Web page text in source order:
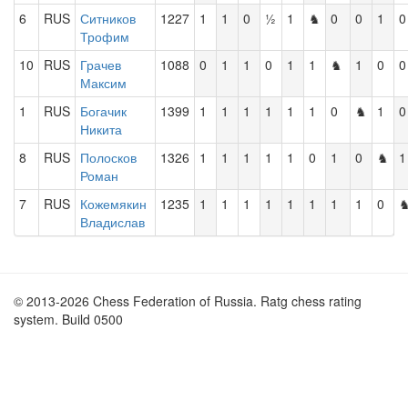
6 RUS Ситников
Трофим
1227 1 1 0 ½ 1 ♞ 0 0 1 0
10 RUS Грачев
Максим
1088 0 1 1 0 1 1 ♞ 1 0 0
1 RUS Богачик
Никита
1399 1 1 1 1 1 1 0 ♞ 1 0
8 RUS Полосков
Роман
1326 1 1 1 1 1 0 1 0 ♞ 1
7 RUS Кожемякин
Владислав
1235 1 1 1 1 1 1 1 1 0
© 2013-2026 Chess Federation of Russia. Ratg chess rating
system. Build 0500